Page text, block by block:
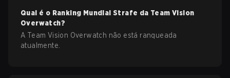
Qual é o Ranking Mundial Strafe da Team Vision
Overwatch?
A Team Vision Overwatch não está ranqueada
atualmente.